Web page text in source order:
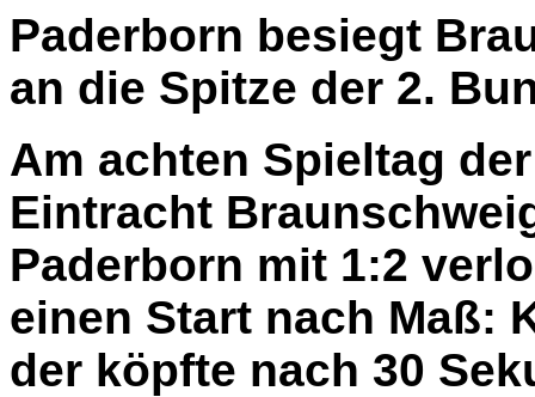
Paderborn besiegt
an die Spitze der 2.
Am achten Spieltag
Eintracht
Paderborn mit 1:2
einen Start nach Maß:
der köpfte nach 30